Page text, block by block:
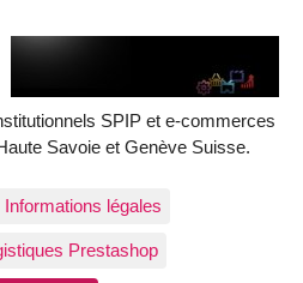
SPIP et e-commerces
Savoie et Genève Suisse.
Informations légales
Prestashop